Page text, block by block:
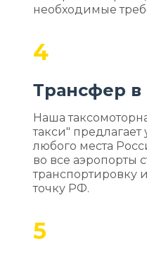
необходимые
4
Трансфер в
Наша
такси" предлагает
любого места
во все аэропорты
транспортировку
точку РФ.
5